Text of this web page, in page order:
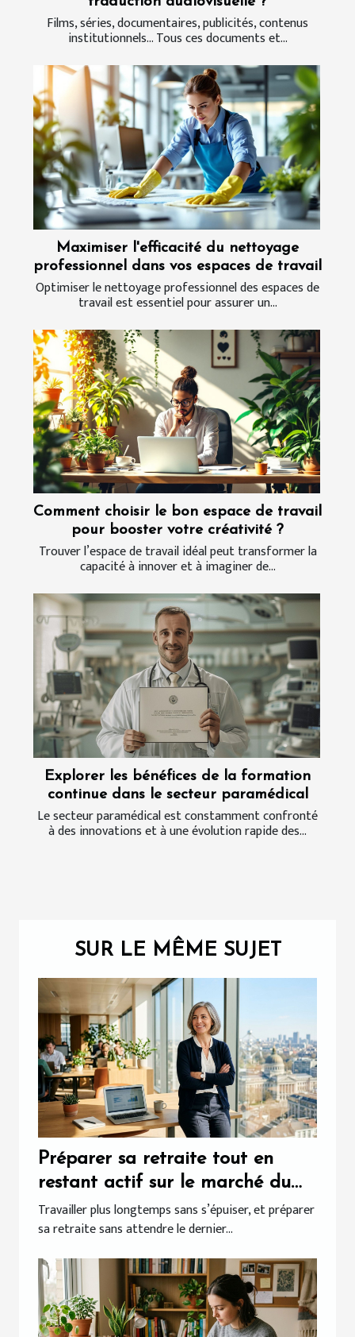
Films, séries, documentaires, publicités, contenus
institutionnels... Tous ces documents et...
Maximiser l'efficacité du nettoyage
professionnel dans vos espaces de travail
Optimiser le nettoyage professionnel des espaces de
travail est essentiel pour assurer un...
Comment choisir le bon espace de travail
pour booster votre créativité ?
Trouver l’espace de travail idéal peut transformer la
capacité à innover et à imaginer de...
Explorer les bénéfices de la formation
continue dans le secteur paramédical
Le secteur paramédical est constamment confronté
à des innovations et à une évolution rapide des...
SUR LE MÊME SUJET
Préparer sa retraite tout en
restant actif sur le marché du
travail belge
Travailler plus longtemps sans s’épuiser, et préparer
sa retraite sans attendre le dernier...